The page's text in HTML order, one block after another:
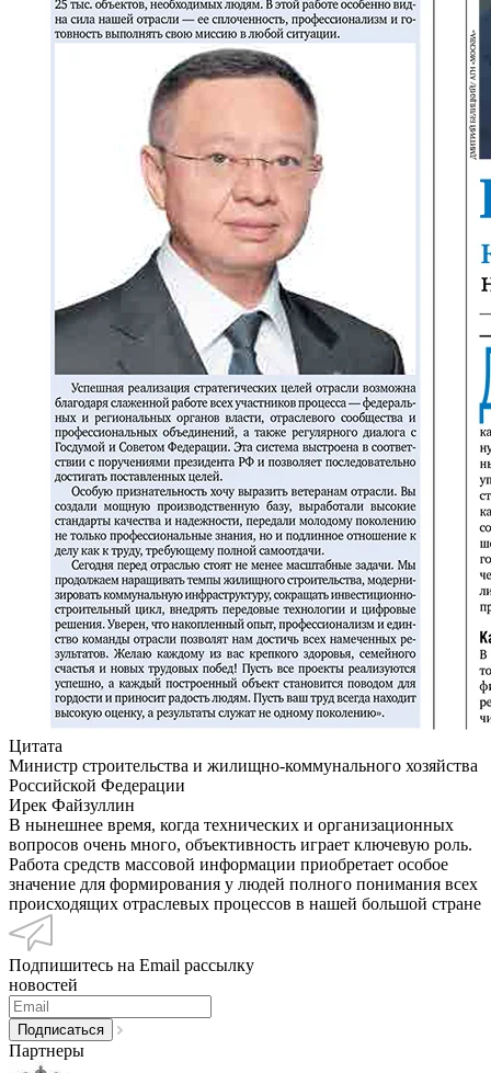
Цитата
Министр строительства и жилищно-коммунального хозяйства
Российской Федерации
Ирек Файзуллин
В нынешнее время, когда технических и организационных
вопросов очень много, объективность играет ключевую роль.
Работа средств массовой информации приобретает особое
значение для формирования у людей полного понимания всех
происходящих отраслевых процессов в нашей большой стране
Подпишитесь на Email рассылку
новостей
Партнеры